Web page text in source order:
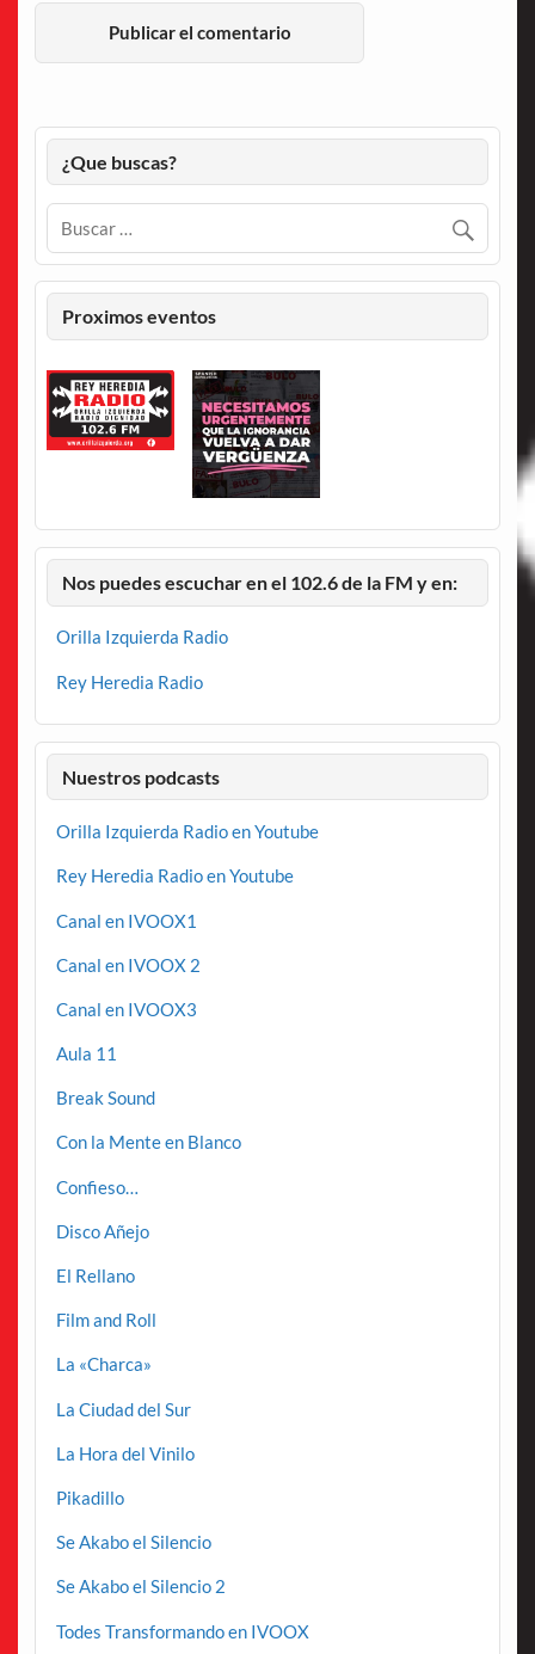
¿Que buscas?
Proximos eventos
Nos puedes escuchar en el 102.6 de la FM y en:
Orilla Izquierda Radio
Rey Heredia Radio
Nuestros podcasts
Orilla Izquierda Radio en Youtube
Rey Heredia Radio en Youtube
Canal en IVOOX1
Canal en IVOOX 2
Canal en IVOOX3
Aula 11
Break Sound
Con la Mente en Blanco
Confieso…
Disco Añejo
El Rellano
Film and Roll
La «Charca»
La Ciudad del Sur
La Hora del Vinilo
Pikadillo
Se Akabo el Silencio
Se Akabo el Silencio 2
Todes Transformando en IVOOX